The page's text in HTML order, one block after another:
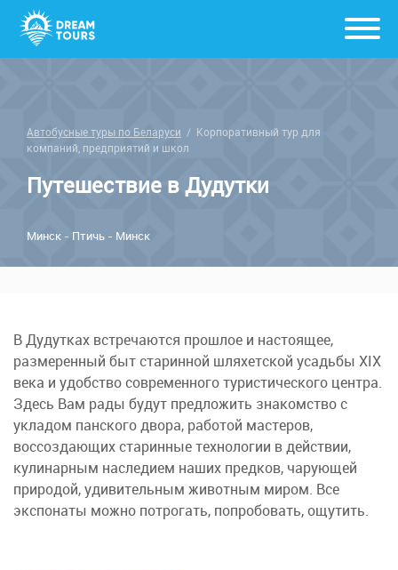
Автобусные туры по Беларуси / Корпоративный тур для
компаний, предприятий и школ
Путешествие в Дудутки
Минск - Птичь - Минск
В Дудутках встречаются прошлое и настоящее,
размеренный быт старинной шляхетской усадьбы XIX
века и удобство современного туристического центра.
Здесь Вам рады будут предложить знакомство с
укладом панского двора, работой мастеров,
воссоздающих старинные технологии в действии,
кулинарным наследием наших предков, чарующей
природой, удивительным животным миром. Все
экспонаты можно потрогать, попробовать, ощутить.